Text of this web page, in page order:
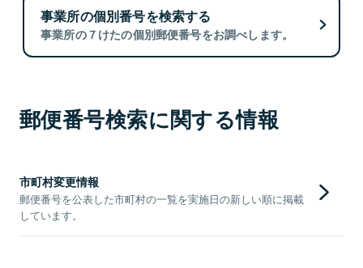
事業所の個別番号を検索する
事業所の７けたの個別郵便番号をお調べします。
郵便番号検索に関する情報
市町村変更情報
郵便番号を公表した市町村の一覧を実施日の新しい順に掲載
しています。